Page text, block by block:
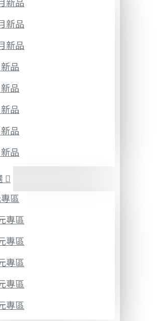
新品
新品
品
品
品
品
品
區
專區
專區
專區
專區
專區